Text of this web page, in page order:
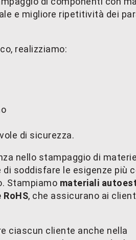
e migliore ripetitività dei
realizziamo:
di sicurezza.
nello stampaggio di
soddisfare le esigenze più
Stampiamo materiali
, che assicurano ai
ciascun cliente anche nella